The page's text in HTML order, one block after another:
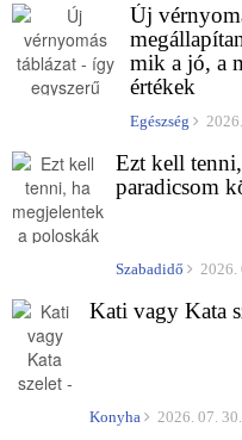
Új
mik a jó, a
értékek
Egészség
Ezt kell
paradicsom
Szabadidő 2026.
Kati vagy Kata
Konyha 2026. 07. 30.